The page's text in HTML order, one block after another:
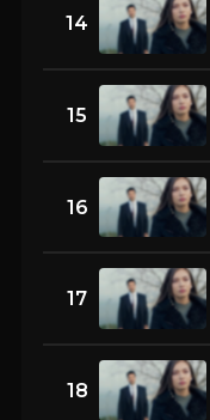
14
15
16
17
18